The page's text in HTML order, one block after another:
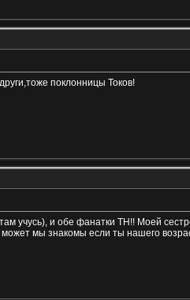
поклонницы Токов!
учусь), и обе фанатки ТН!! Моей
мы знакомы если ты нашего